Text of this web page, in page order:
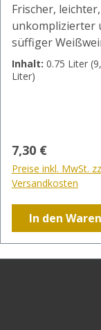
Frischer, leichter,
unkomplizierter
süffiger
Müller-Thurgau
Bacchus Trauben.
im Sommer
richtige
Herbst, um an
Sommer zurück zu
denken und im
um sich den
die Couch zu
Wein für alle
Inhalt: 0.75 Liter
Liter)
Regulärer Preis:
7,30 €
Preise inkl. MwSt.
Versandkosten
In den